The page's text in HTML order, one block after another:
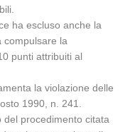
ha escluso anche la
compulsare la
punti attribuiti al
la violazione delle
1990, n. 241.
del procedimento citata